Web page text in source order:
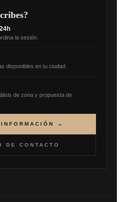
la sesión.
disponibles en tu ciudad.
de zona y propuesta de
→
DE CONTACTO